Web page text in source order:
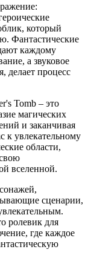
который
Фантастические
каждому
а звуковое
делает процесс
Tomb – это
магических
и заканчивая
к увлекательному
области,
вселенной.
сценарии,
ролевик для
где каждое